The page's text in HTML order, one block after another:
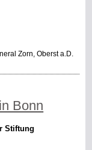
Zorn, Oberst a.D.
Bonn
Stiftung